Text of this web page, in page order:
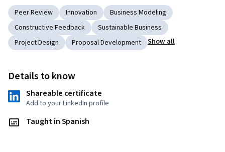
Peer Review Innovation
Business Modeling
Constructive Feedback
Sustainable Business
Project Design
Proposal Development Show all
Details to know
Shareable certificate
Add to your LinkedIn profile
Taught in Spanish